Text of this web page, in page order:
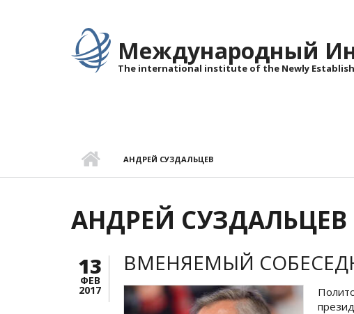
Международный
The international institute of the Newly
АНДРЕЙ СУЗДАЛЬЦЕВ
АНДРЕЙ СУЗДАЛЬЦЕВ
13
ФЕВ
2017
ВМЕНЯЕМЫЙ